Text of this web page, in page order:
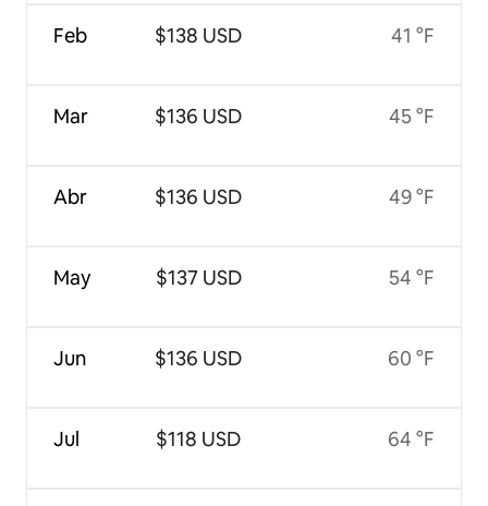
Feb
Mar
Abr
May
Jun
Jul
$138 USD
$136 USD
$136 USD
$137 USD
$136 USD
$118 USD
41 °F
45 °F
49 °F
54 °F
60 °F
64 °F